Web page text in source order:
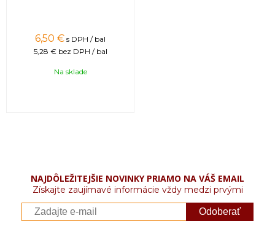
6,50 € s DPH / bal
5,28 € bez DPH / bal
Na sklade
NAJDÔLEŽITEJŠIE NOVINKY PRIAMO NA VÁŠ EMAIL
Získajte zaujímavé informácie vždy medzi prvými
Odoberať